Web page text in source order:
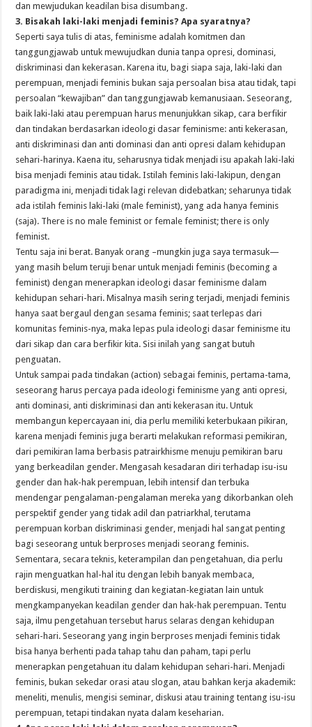
dan mewjudukan keadilan bisa disumbang.
3. Bisakah laki-laki menjadi feminis? Apa syaratnya?
Seperti saya tulis di atas, feminisme adalah komitmen dan
tanggungjawab untuk mewujudkan dunia tanpa opresi, dominasi,
diskriminasi dan kekerasan. Karena itu, bagi siapa saja, laki-laki dan
perempuan, menjadi feminis bukan saja persoalan bisa atau tidak, tapi
persoalan “kewajiban” dan tanggungjawab kemanusiaan. Seseorang,
baik laki-laki atau perempuan harus menunjukkan sikap, cara berfikir
dan tindakan berdasarkan ideologi dasar feminisme: anti kekerasan,
anti diskriminasi dan anti dominasi dan anti opresi dalam kehidupan
sehari-harinya. Kaena itu, seharusnya tidak menjadi isu apakah laki-laki
bisa menjadi feminis atau tidak. Istilah feminis laki-lakipun, dengan
paradigma ini, menjadi tidak lagi relevan didebatkan; seharunya tidak
ada istilah feminis laki-laki (male feminist), yang ada hanya feminis
(saja). There is no male feminist or female feminist; there is only
feminist.
Tentu saja ini berat. Banyak orang –mungkin juga saya termasuk—
yang masih belum teruji benar untuk menjadi feminis (becoming a
feminist) dengan menerapkan ideologi dasar feminisme dalam
kehidupan sehari-hari. Misalnya masih sering terjadi, menjadi feminis
hanya saat bergaul dengan sesama feminis; saat terlepas dari
komunitas feminis-nya, maka lepas pula ideologi dasar feminisme itu
dari sikap dan cara berfikir kita. Sisi inilah yang sangat butuh
penguatan.
Untuk sampai pada tindakan (action) sebagai feminis, pertama-tama,
seseorang harus percaya pada ideologi feminisme yang anti opresi,
anti dominasi, anti diskriminasi dan anti kekerasan itu. Untuk
membangun kepercayaan ini, dia perlu memiliki keterbukaan pikiran,
karena menjadi feminis juga berarti melakukan reformasi pemikiran,
dari pemikiran lama berbasis patrairkhisme menuju pemikiran baru
yang berkeadilan gender. Mengasah kesadaran diri terhadap isu-isu
gender dan hak-hak perempuan, lebih intensif dan terbuka
mendengar pengalaman-pengalaman mereka yang dikorbankan oleh
perspektif gender yang tidak adil dan patriarkhal, terutama
perempuan korban diskriminasi gender, menjadi hal sangat penting
bagi seseorang untuk berproses menjadi seorang feminis.
Sementara, secara teknis, keterampilan dan pengetahuan, dia perlu
rajin menguatkan hal-hal itu dengan lebih banyak membaca,
berdiskusi, mengikuti training dan kegiatan-kegiatan lain untuk
mengkampanyekan keadilan gender dan hak-hak perempuan. Tentu
saja, ilmu pengetahuan tersebut harus selaras dengan kehidupan
sehari-hari. Seseorang yang ingin berproses menjadi feminis tidak
bisa hanya berhenti pada tahap tahu dan paham, tapi perlu
menerapkan pengetahuan itu dalam kehidupan sehari-hari. Menjadi
feminis, bukan sekedar orasi atau slogan, atau bahkan kerja akademik:
meneliti, menulis, mengisi seminar, diskusi atau training tentang isu-isu
perempuan, tetapi tindakan nyata dalam keseharian.